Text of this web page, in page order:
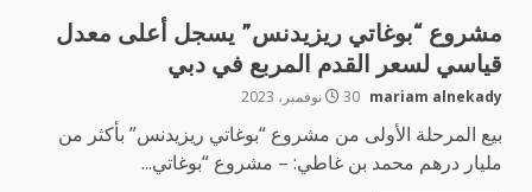
مشروع “بوغاتي ريزيدنس” يسجل أعلى معدل
قياسي لسعر القدم المربع في دبي
mariam alnekady 30 نوفمبر، 2023
بيع المرحلة الأولى من مشروع “بوغاتي ريزيدنس” بأكثر من
مليار درهم محمد بن غاطي: – مشروع “بوغاتي...